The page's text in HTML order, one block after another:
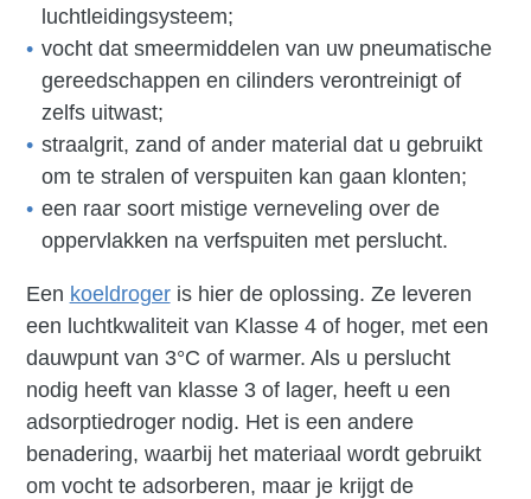
luchtleidingsysteem;
vocht dat smeermiddelen van uw pneumatische
gereedschappen en cilinders verontreinigt of
zelfs uitwast;
straalgrit, zand of ander material dat u gebruikt
om te stralen of verspuiten kan gaan klonten;
een raar soort mistige verneveling over de
oppervlakken na verfspuiten met perslucht.
Een koeldrogeris hier de oplossing. Ze leveren
een luchtkwaliteit van Klasse 4 of hoger, met een
dauwpunt van 3°C of warmer. Als u perslucht
nodig heeft van klasse 3 of lager, heeft u een
adsorptiedroger nodig. Het is een andere
benadering, waarbij het materiaal wordt gebruikt
om vocht te adsorberen, maar je krijgt de